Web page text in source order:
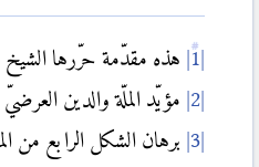
هذه مقدّمة حرّرها الشيخ
مؤيّد الملّة والدين العرضيّ
برهان الشكل الرابع من